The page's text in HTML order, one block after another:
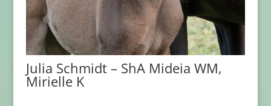
Julia Schmidt – ShA Mideia WM,
Mirielle K